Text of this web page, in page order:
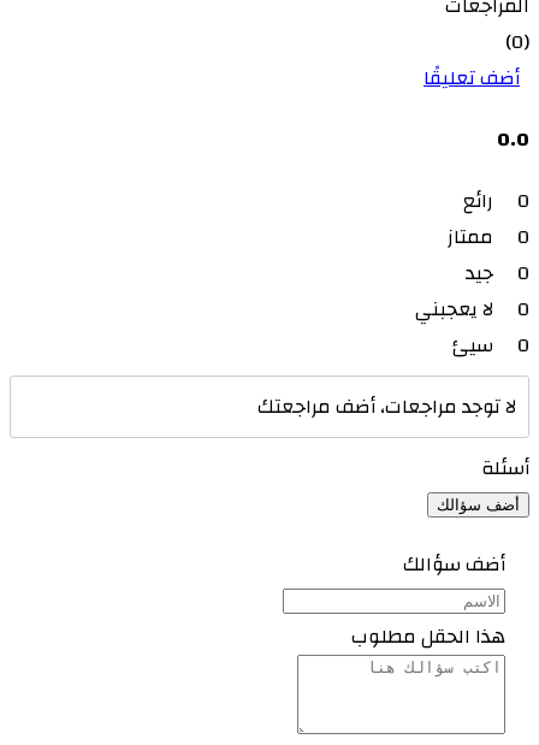
(0)
أضف تعليقًا
0.0
0
رائع
0
ممتاز
0
جيد
0
لا يعجبني
0
سيئ
لا توجد مراجعات، أضف مراجعتك
أسئلة
أضف سؤالك
أضف سؤالك
هذا الحقل مطلوب